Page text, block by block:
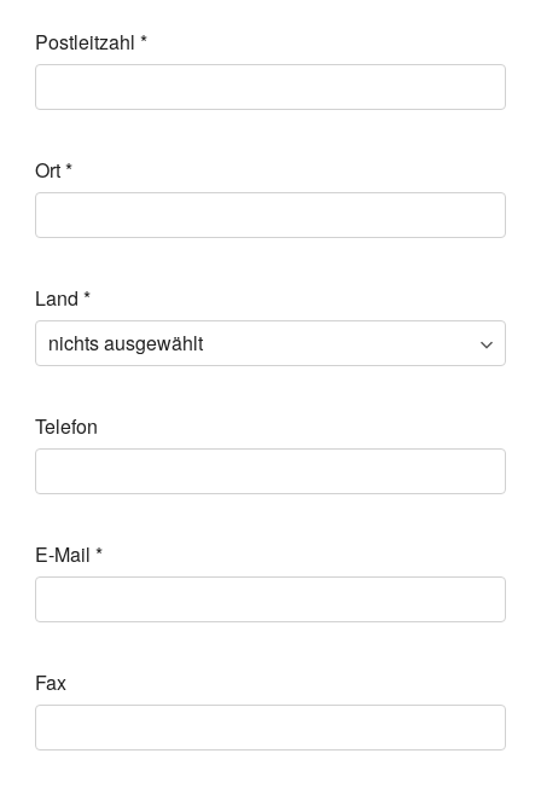
Postleitzahl *
Ort*
Land *
Telefon
E-Mail *
Fax